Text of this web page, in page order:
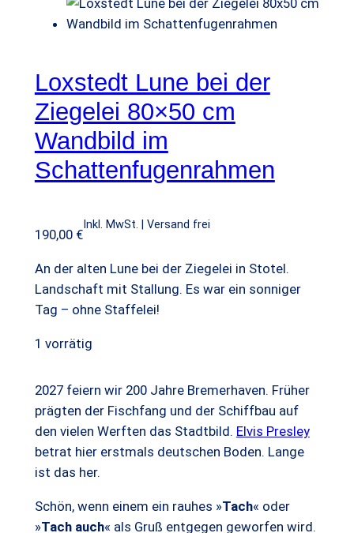
Loxstedt Lune bei der
Ziegelei 80×50 cm
Wandbild im
Schattenfugenrahmen
190,00 €
Inkl. MwSt. | Versand frei
An der alten Lune bei der Ziegelei in Stotel.
Landschaft mit Stallung. Es war ein sonniger
Tag – ohne Staffelei!
1 vorrätig
2027 feiern wir 200 Jahre Bremerhaven. Früher
prägten der Fischfang und der Schiffbau auf
den vielen Werften das Stadtbild. Elvis Presley
betrat hier erstmals deutschen Boden. Lange
ist das her.
Schön, wenn einem ein rauhes »Tach« oder
»Tach auch« als Gruß entgegen geworfen wird.